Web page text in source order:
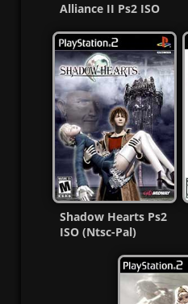
Alliance II Ps2 ISO
(Esp/Multi)
Shadow Hearts Ps2
ISO (Ntsc-Pal)